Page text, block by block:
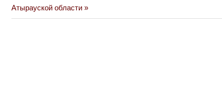
записям
Post:
Атырауской области